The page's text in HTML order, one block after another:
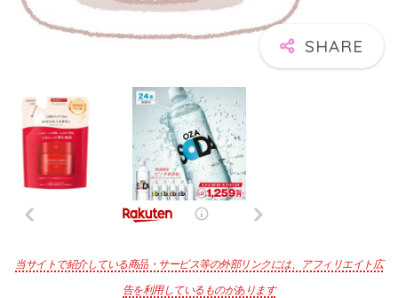
当サイトで紹介している商品・サービス等の外部リンクには、アフィリエイト広
告を利用しているものがあります